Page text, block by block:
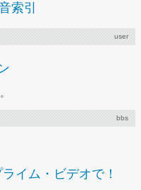
索引
user
bbs
イム・ビデオで！